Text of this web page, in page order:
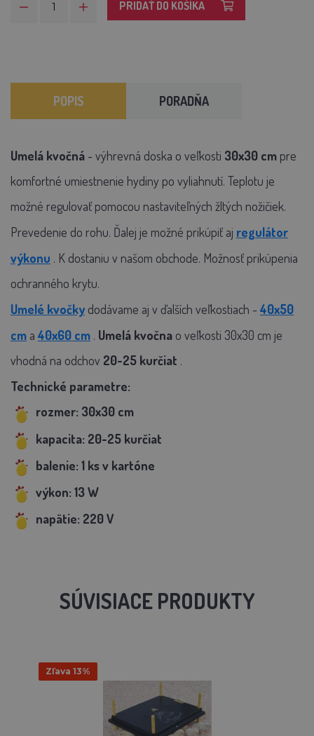
PRIDAŤ DO KOŠÍKA
POPIS PORADŇA
Umelá kvočná - výhrevná doska o veľkosti 30x30 cm pre
komfortné umiestnenie hydiny po vyliahnutí. Teplotu je
možné regulovať pomocou nastaviteľných žltých nožičiek.
Prevedenie do rohu. Ďalej je možné prikúpiť aj regulátor
výkonu . K dostaniu v našom obchode. Možnosť prikúpenia
ochranného krytu.
Umelé kvočky dodávame aj v ďalších veľkostiach -40x50
cm a 40x60 cm . Umelá kvočna o veľkosti 30x30 cm je
vhodná na odchov 20-25 kurčiat .
Technické parametre:
rozmer: 30x30 cm
kapacita: 20-25 kurčiat
balenie: 1 ks v kartóne
výkon: 13 W
napätie: 220 V
SÚVISIACE PRODUKTY
Zľava 13%